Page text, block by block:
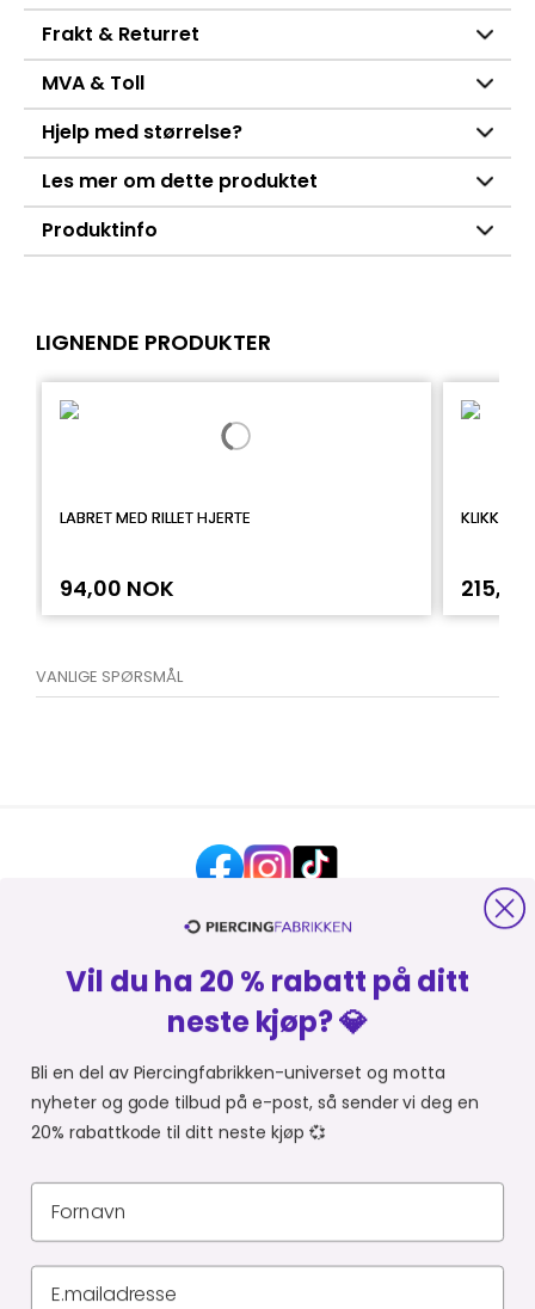
Frakt & Returret
MVA & Toll
Hjelp med størrelse?
Les mer om dette produktet
Produktinfo
LIGNENDE PRODUKTER
LABRET MED RILLET HJERTE
94,00 NOK
VANLIGE SPØRSMÅL
HJELP OG KONTAKT
OM PIERCINGFABRIKKEN
MER FRA PIERCINGFABRIKKEN
Vil du ha 20 % rabatt på ditt
neste kjøp? 💎
Bli en del av Piercingfabrikken-universet og motta
nyheter og gode tilbud på e-post, så sender vi deg en
20% rabattkode til ditt neste kjøp 💞